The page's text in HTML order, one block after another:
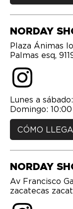
NORDAY
Plaza Ánimas
Palmas esq,
Lunes a
CÓMO
NORDAY
Av Francisco
zacatecas